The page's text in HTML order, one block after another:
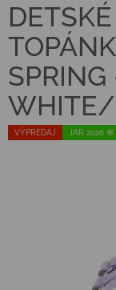
VÝPREDAJ JAR 2026 🌸
SPRING